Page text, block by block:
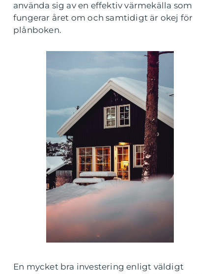
använda sig av en effektiv värmekälla som
fungerar året om och samtidigt är okej för
plånboken.
En mycket bra investering enligt väldigt